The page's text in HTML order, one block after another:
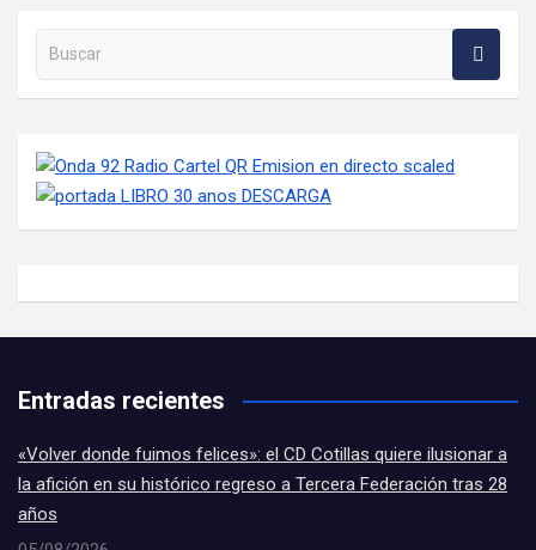
Buscar en la web
Entradas recientes
«Volver donde fuimos felices»: el CD Cotillas quiere ilusionar a
la afición en su histórico regreso a Tercera Federación tras 28
años